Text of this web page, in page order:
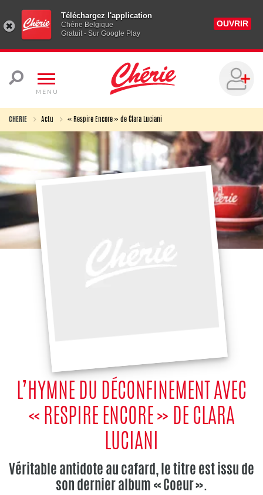
Téléchargez l'application
Chérie Belgique
Gratuit - Sur Google Play
OUVRIR
MENU
CHERIE Actu « Respire Encore » de Clara Luciani
L’HYMNE DU DÉCONFINEMENT AVEC
« RESPIRE ENCORE » DE CLARA
LUCIANI
Véritable antidote au cafard, le titre est issu de
son dernier album « Coeur ».